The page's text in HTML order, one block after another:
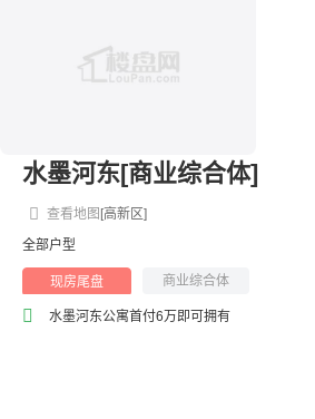
水墨河东[商业综合体]
[高新区]
查看地图
全部户型
现房尾盘 商业综合体
水墨河东公寓首付6万即可拥有